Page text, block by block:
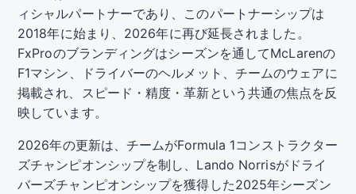
ィシャルパートナーであり、このパートナーシップは
2018年に始まり、2026年に再び延長されました。
FxProのブランディングはシーズンを通してMcLarenの
F1マシン、ドライバーのヘルメット、チームのウェアに
掲載され、スピード・精度・革新という共通の焦点を反
映しています。
2026年の更新は、チームがFormula 1コンストラクター
ズチャンピオンシップを制し、Lando Norrisがドライ
バーズチャンピオンシップを獲得した2025年シーズン